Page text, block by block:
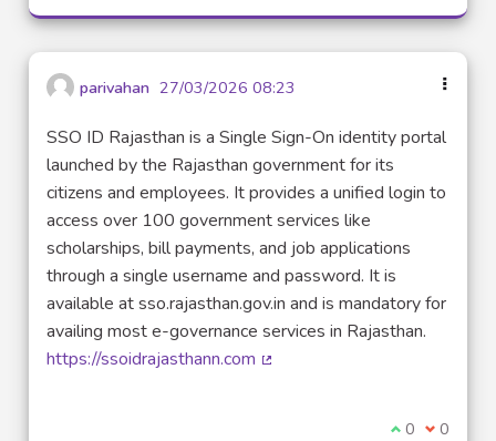
parivahan 27/03/2026 08:23
SSO ID Rajasthan is a Single Sign-On identity portal
launched by the Rajasthan government for its
citizens and employees. It provides a unified login to
access over 100 government services like
scholarships, bill payments, and job applications
through a single username and password. It is
available at sso.rajasthan.gov.in and is mandatory for
availing most e-governance services in Rajasthan.
https://ssoidrajasthann.com
Je suis
0 Je ne
0